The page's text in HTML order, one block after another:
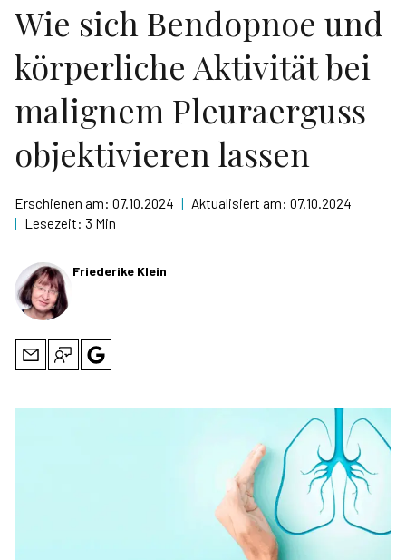
Wie sich Bendopnoe und
körperliche Aktivität bei
malignem Pleuraerguss
objektivieren lassen
Erschienen am: 07.10.2024 | Aktualisiert am: 07.10.2024
| Lesezeit: 3 Min
Friederike Klein